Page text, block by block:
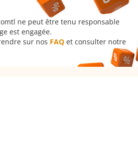
ne peut être tenu responsable
est engagée.
sur nos FAQ et consulter notre